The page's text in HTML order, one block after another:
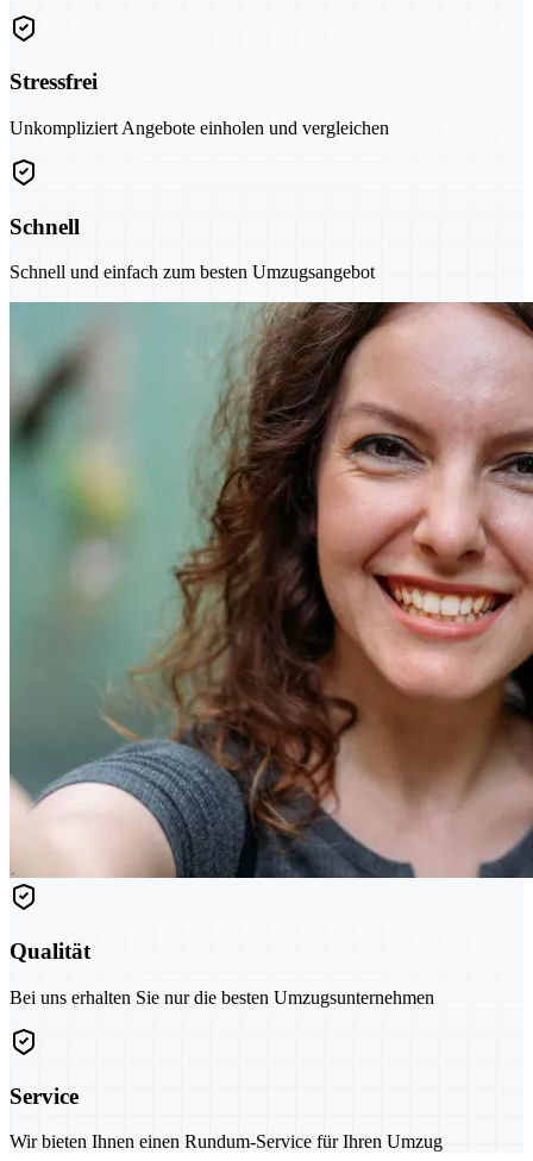
Stressfrei
Unkompliziert Angebote einholen und vergleichen
Schnell
Schnell und einfach zum besten Umzugsangebot
Qualität
Bei uns erhalten Sie nur die besten Umzugsunternehmen
Service
Wir bieten Ihnen einen Rundum-Service für Ihren Umzug